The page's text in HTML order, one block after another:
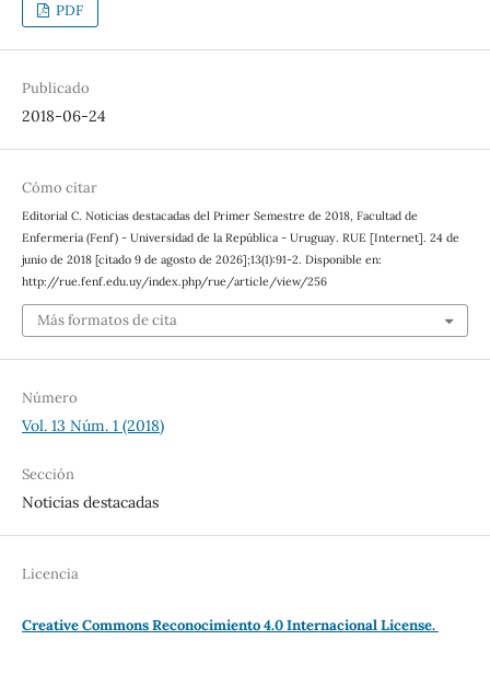
PDF
Publicado
2018-06-24
Cómo citar
Editorial C. Noticias destacadas del Primer Semestre de 2018, Facultad de
Enfermería (Fenf) - Universidad de la República - Uruguay. RUE [Internet]. 24 de
junio de 2018 [citado 9 de agosto de 2026];13(1):91-2. Disponible en:
http://rue.fenf.edu.uy/index.php/rue/article/view/256
Más formatos de cita
Número
Vol. 13 Núm. 1 (2018)
Sección
Noticias destacadas
Licencia
Creative Commons Reconocimiento 4.0 Internacional License.